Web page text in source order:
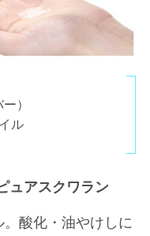
）
ル
ュアスクワラン
酸化・油やけしに